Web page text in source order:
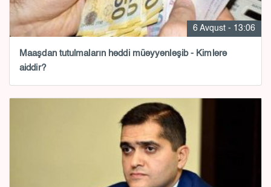
6 Avqust - 13:06
Maaşdan tutulmaların həddi müəyyənləşib - Kimlərə
aiddir?